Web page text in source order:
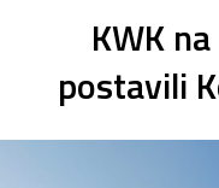
KWK
postavili